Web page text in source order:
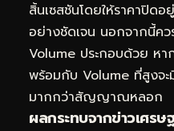
สิ้นเซสชันโดยให้ราคาปิด
อย่างชัดเจน นอกจากนี้ค
Volume ประกอบด้วย ห
พร้อมกับ Volume ที่สูงจ
มากกว่าสัญญาณหลอก
ผลกระทบจากข่าวเศร